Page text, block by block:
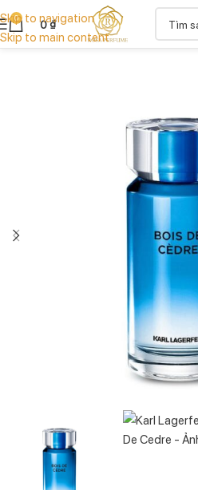
Skip to navigation
Skip to main content
0 0₫